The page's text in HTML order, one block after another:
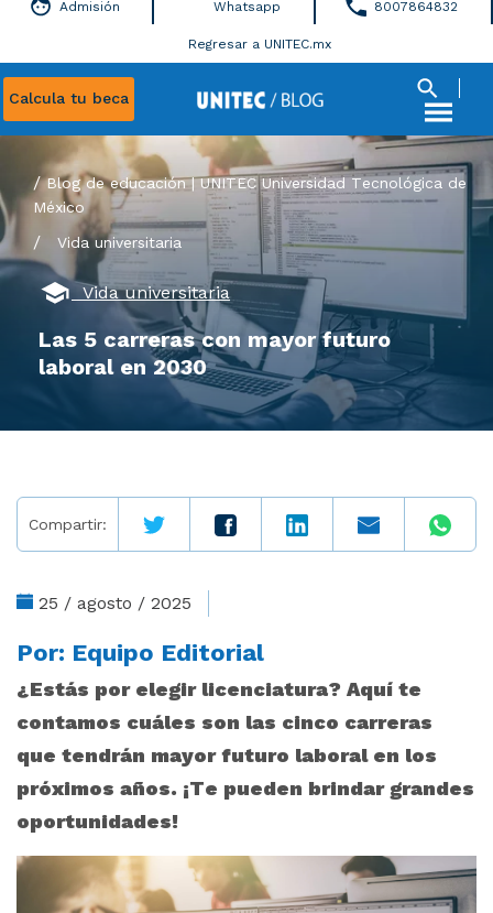
Calcula tu beca
Admisión Whatsapp 8007864832
Regresar a UNITEC.mx
Blog de educación | UNITEC Universidad Tecnológica de
México
/ Vida universitaria
Vida universitaria
Las 5 carreras con mayor futuro
laboral en 2030
Compartir:
25 / agosto / 2025
Por: Equipo Editorial
¿Estás por elegir licenciatura? Aquí te
contamos cuáles son las cinco carreras
que tendrán mayor futuro laboral en los
próximos años. ¡Te pueden brindar grandes
oportunidades!